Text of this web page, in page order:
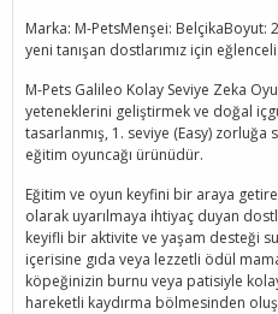
Marka: M-PetsMenşei: BelçikaBoyut:
yeni tanışan dostlarımız için
M-Pets Galileo Kolay Seviye Zeka
yeteneklerini geliştirmek ve doğal
tasarlanmış, 1. seviye (Easy)
eğitim oyuncağı ürünüdür.
Eğitim ve oyun keyfini bir araya
olarak uyarılmaya ihtiyaç duyan
keyifli bir aktivite ve yaşam desteği
içerisine gıda veya lezzetli ödül
köpeğinizin burnu veya patisiyle
hareketli kaydırma bölmesinden